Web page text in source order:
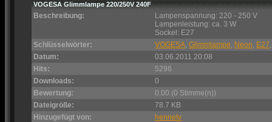
VOGESA Glimmlampe 220/250V 240F
Beschreibung:
Lampenspannung: 220 - 250 V
Lampenleistung: ca. 3 W
Sockel: E27
Schlüsselwörter:
VOGESA, Glimmlampe, Neon, E27
Datum:
03.06.2011 20:08
Hits:
5296
Downloads:
0
Bewertung:
0.00 (0 Stimme(n))
Dateigröße:
78.7 KB
Hinzugefügt von:
hennetv